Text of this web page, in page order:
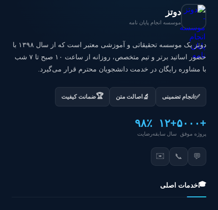
دوتز
موسسه انجام پایان نامه
دوتز یک موسسه تحقیقاتی و آموزشی معتبر است که از سال ۱۳۹۸ با
حضور اساتید برتر و تیم متخصص، روزانه از ساعت ۱۰ صبح تا ۷ شب
با مشاوره رایگان در خدمت دانشجویان محترم قرار می‌گیرد.
✅ انجام تضمینی 🔬 اصالت متن 🏆ضمانت کیفیت
+۵۰۰۰
پروژه موفق
+۱۲
سال سابقه
۹۸٪
رضایت
💬
📞
✉️
🎓خدمات اصلی